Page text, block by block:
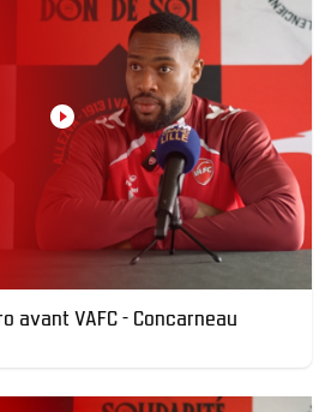
avant VAFC - Concarneau